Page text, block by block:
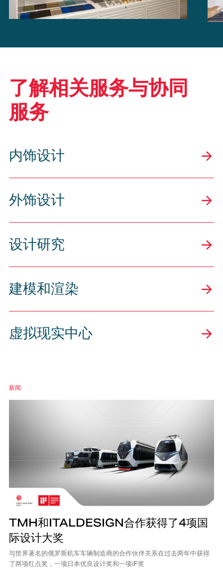
了解相关服务与协同
服务
内饰设计
外饰设计
设计研究
建模和渲染
虚拟现实中心
新闻
TMH和ITALDESIGN合作获得了4项国
际设计大奖
与世界著名的俄罗斯机车车辆制造商的合作伙伴关系在过去两年中获得
了两项红点奖，一项日本优良设计奖和一项iF奖